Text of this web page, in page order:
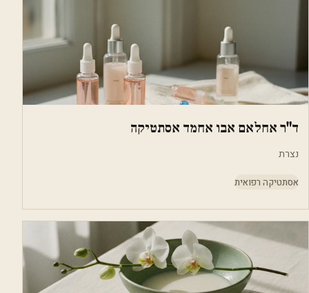
ד"ר אחלאם אבו אחמד אסתטיקה
נצרת
אסתטיקה רפואית